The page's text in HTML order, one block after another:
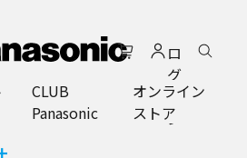
ロ
グ
イ
ン
CLUB
Panasonic
オンライン
ストア